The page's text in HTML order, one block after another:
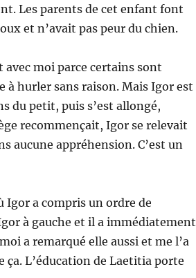
Les parents de cet enfant font
et n’avait pas peur du chien.
avec moi parce certains sont
à hurler sans raison. Mais Igor est
du petit, puis s’est allongé,
recommençait, Igor se relevait
aucune appréhension. C’est un
Igor a compris un ordre de
à gauche et il a immédiatement
a remarqué elle aussi et me l’a
L’éducation de Laetitia porte